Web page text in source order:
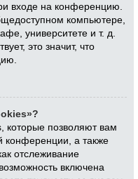
входе на конференцию.
компьютере,
университете и т. д.
это значит, что
которые позволяют вам
конференции, а также
отслеживание
включена